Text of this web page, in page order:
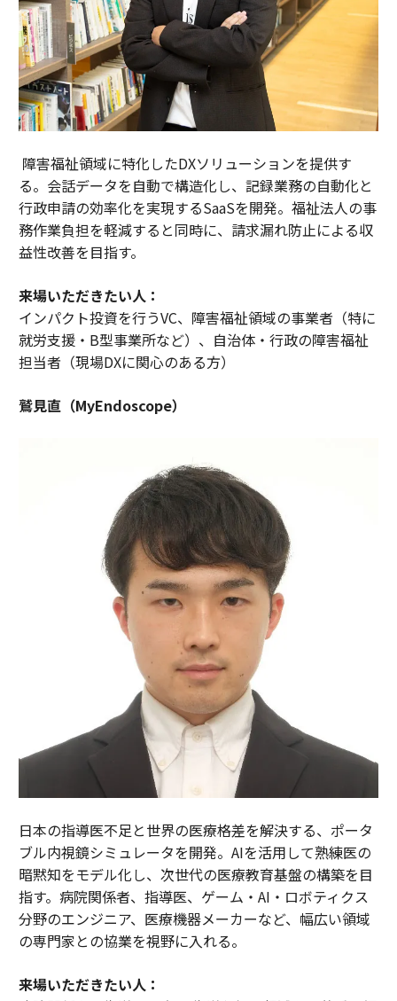
障害福祉領域に特化したDXソリューションを提供す
る。会話データを自動で構造化し、記録業務の自動化と
行政申請の効率化を実現するSaaSを開発。福祉法人の事
務作業負担を軽減すると同時に、請求漏れ防止による収
益性改善を目指す。
来場いただきたい人：
インパクト投資を行うVC、障害福祉領域の事業者（特に
就労支援・B型事業所など）、自治体・行政の障害福祉
担当者（現場DXに関心のある方）
鷲見直（MyEndoscope）
日本の指導医不足と世界の医療格差を解決する、ポータ
ブル内視鏡シミュレータを開発。AIを活用して熟練医の
暗黙知をモデル化し、次世代の医療教育基盤の構築を目
指す。病院関係者、指導医、ゲーム・AI・ロボティクス
分野のエンジニア、医療機器メーカーなど、幅広い領域
の専門家との協業を視野に入れる。
来場いただきたい人：